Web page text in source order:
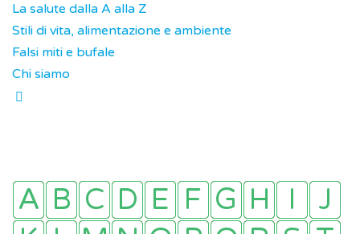
La salute dalla A alla Z
Stili di vita, alimentazione e ambiente
Falsi miti e bufale
Chi siamo